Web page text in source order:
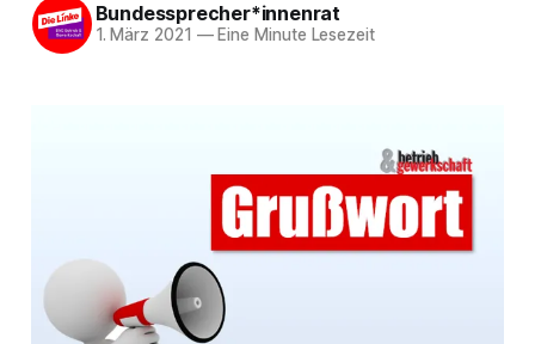
Bundessprecher*innenrat
1. März 2021 —Eine Minute Lesezeit